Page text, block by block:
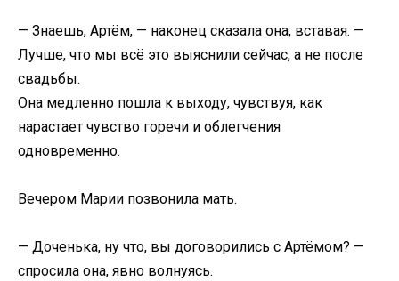
— Знаешь, Артём, — наконец сказала она, вставая. —
Лучше, что мы всё это выяснили сейчас, а не после
свадьбы.
Она медленно пошла к выходу, чувствуя, как
нарастает чувство горечи и облегчения
одновременно.
Вечером Марии позвонила мать.
— Доченька, ну что, вы договорились с Артёмом? —
спросила она, явно волнуясь.